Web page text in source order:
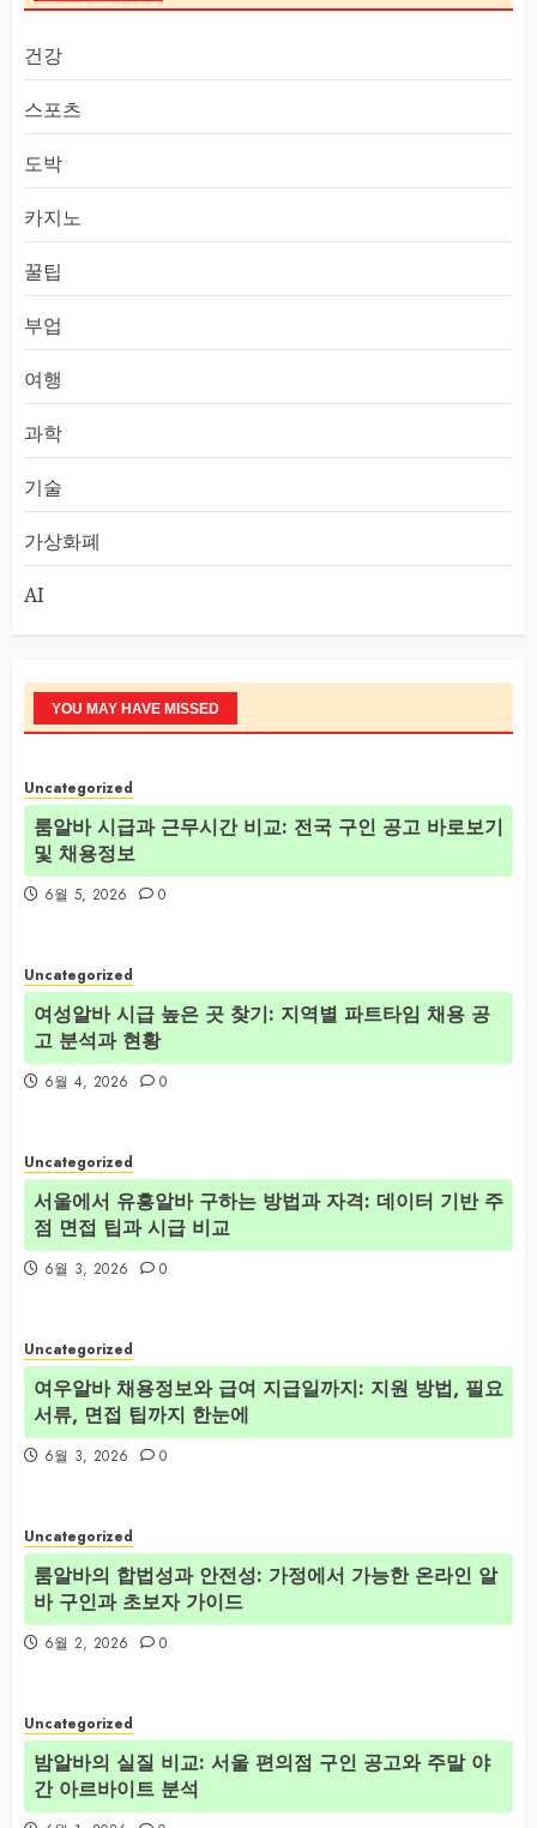
건강
스포츠
도박
카지노
꿀팁
부업
여행
과학
기술
가상화폐
AI
YOU MAY HAVE MISSED
Uncategorized
룸알바 시급과 근무시간 비교: 전국 구인 공고 바로보기
및 채용정보
6월 5, 2026 0
Uncategorized
여성알바 시급 높은 곳 찾기: 지역별 파트타임 채용 공
고 분석과 현황
6월 4, 2026 0
Uncategorized
서울에서 유흥알바 구하는 방법과 자격: 데이터 기반 주
점 면접 팁과 시급 비교
6월 3, 2026 0
Uncategorized
여우알바 채용정보와 급여 지급일까지: 지원 방법, 필요
서류, 면접 팁까지 한눈에
6월 3, 2026 0
Uncategorized
룸알바의 합법성과 안전성: 가정에서 가능한 온라인 알
바 구인과 초보자 가이드
6월 2, 2026 0
Uncategorized
밤알바의 실질 비교: 서울 편의점 구인 공고와 주말 야
간 아르바이트 분석